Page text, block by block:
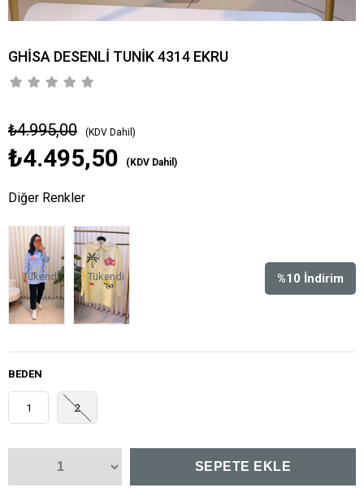
GHİSA DESENLİ TUNİK 4314 EKRU
%10 İndirim
₺4.995,00 (KDV Dahil)
₺4.495,50 (KDV Dahil)
Diğer Renkler
Tükendi Tükendi
BEDEN
1 2